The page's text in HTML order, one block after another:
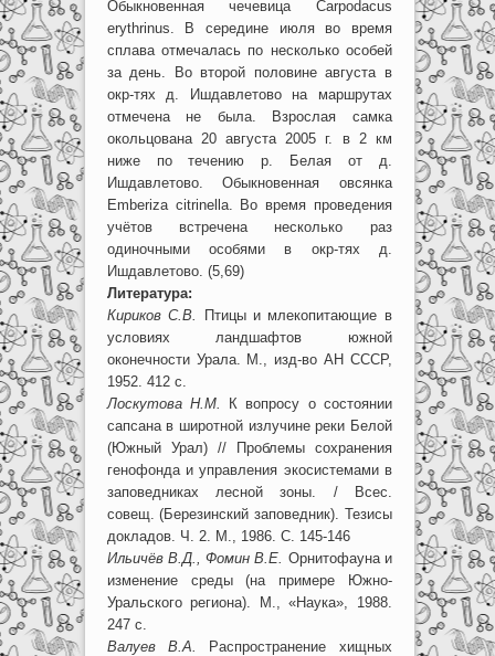
Обыкновенная чечевица Carpodacus
erythrinus. В середине июля во время
сплава отмечалась по несколько особей
за день. Во второй половине августа в
окр-тях д. Ишдавлетово на маршрутах
отмечена не была. Взрослая самка
окольцована 20 августа 2005 г. в 2 км
ниже по течению р. Белая от д.
Ишдавлетово. Обыкновенная овсянка
Emberiza citrinella. Во время проведения
учётов встречена несколько раз
одиночными особями в окр-тях д.
Ишдавлетово. (5,69)
Литература:
Кириков С.В.
Птицы и млекопитающие в
условиях ландшафтов южной
оконечности Урала. М., изд-во АН СССР,
1952. 412 с.
Лоскутова Н.М.
К вопросу о состоянии
сапсана в широтной излучине реки Белой
(Южный Урал) // Проблемы сохранения
генофонда и управления экосистемами в
заповедниках лесной зоны. / Всес.
совещ. (Березинский заповедник). Тезисы
докладов. Ч. 2. М., 1986. С. 145-146
Ильичёв В.Д., Фомин В.Е. Орнитофауна и
изменение среды (на примере Южно-
Уральского региона). М., «Наука», 1988.
247 с.
Валуев В.А.
Распространение хищных